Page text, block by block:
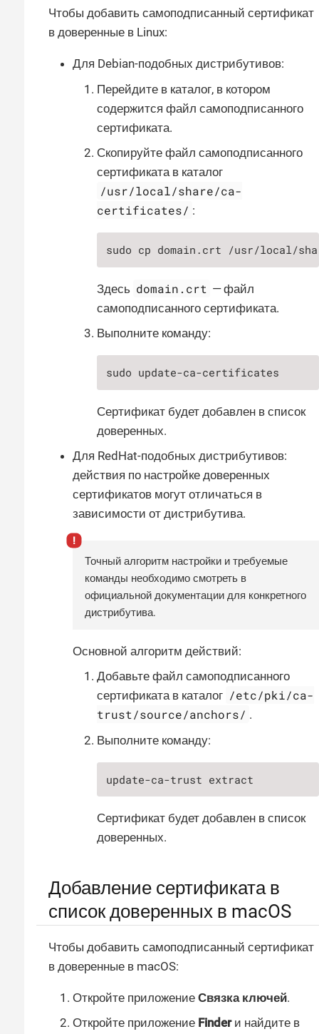
Чтобы добавить самоподписанный сертификат
в доверенные в Linux:
Для Debian-подобных дистрибутивов:
Перейдите в каталог, в котором
содержится файл самоподписанного
сертификата.
Скопируйте файл самоподписанного
сертификата в каталог
/usr/local/share/ca-
certificates/ :
sudo cp domain.crt /usr/local/
Здесь domain.crt — файл
самоподписанного сертификата.
Выполните команду:
sudo update-ca-certificates
Сертификат будет добавлен в список
доверенных.
Для RedHat-подобных дистрибутивов:
действия по настройке доверенных
сертификатов могут отличаться в
зависимости от дистрибутива.
Точный алгоритм настройки и требуемые
команды необходимо смотреть в
официальной документации для конкретного
дистрибутива.
Основной алгоритм действий:
Добавьте файл самоподписанного
сертификата в каталог /etc/pki/ca-
trust/source/anchors/ .
Выполните команду:
update-ca-trust extract
Сертификат будет добавлен в список
доверенных.
Добавление сертификата в
список доверенных в macOS
Чтобы добавить самоподписанный сертификат
в доверенные в macOS:
Откройте приложение Связка ключей.
Откройте приложение Finderи найдите в